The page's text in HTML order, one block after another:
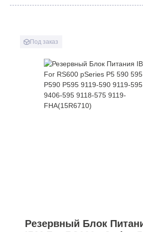
Под заказ
Резервный Блок